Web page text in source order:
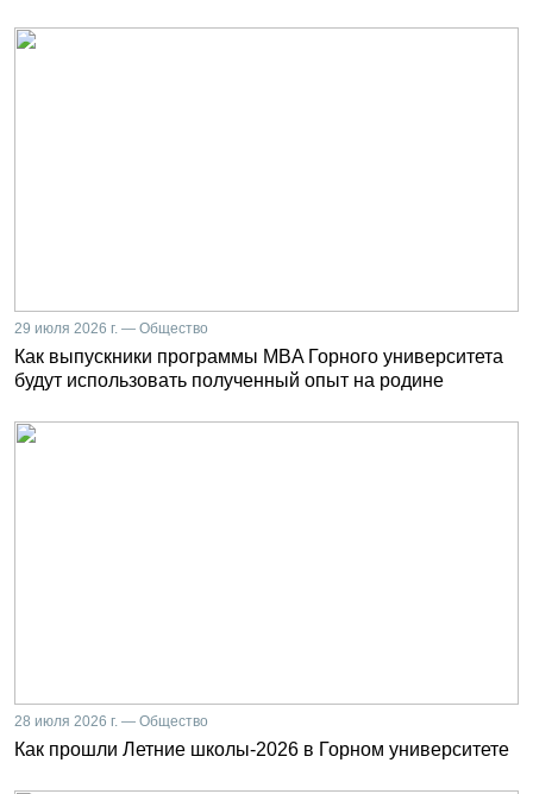
29 июля 2026 г. — Общество
Как выпускники программы MBA Горного университета
будут использовать полученный опыт на родине
28 июля 2026 г. — Общество
Как прошли Летние школы-2026 в Горном университете